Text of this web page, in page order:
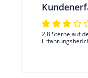
2,8 Sterne auf